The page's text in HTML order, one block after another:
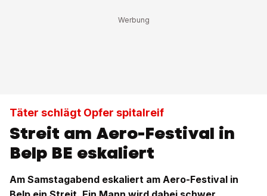
Täter schlägt Opfer spitalreif
Streit am Aero-Festival in
Belp BE eskaliert
Am Samstagabend eskaliert am Aero-Festival in